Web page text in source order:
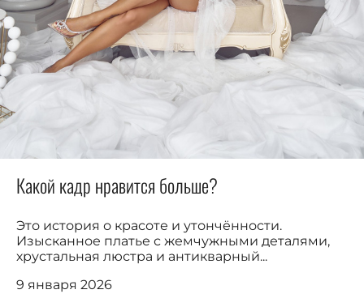
Какой кадр нравится больше?
Это история о красоте и утончённости.
Изысканное платье с жемчужными деталями,
хрустальная люстра и антикварный...
9 января 2026